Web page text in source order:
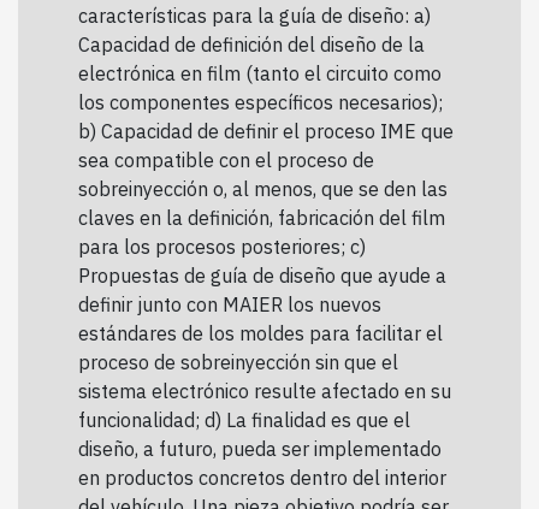
características para la guía de diseño: a)
Capacidad de definición del diseño de la
electrónica en film (tanto el circuito como
los componentes específicos necesarios);
b) Capacidad de definir el proceso IME que
sea compatible con el proceso de
sobreinyección o, al menos, que se den las
claves en la definición, fabricación del film
para los procesos posteriores; c)
Propuestas de guía de diseño que ayude a
definir junto con MAIER los nuevos
estándares de los moldes para facilitar el
proceso de sobreinyección sin que el
sistema electrónico resulte afectado en su
funcionalidad; d) La finalidad es que el
diseño, a futuro, pueda ser implementado
en productos concretos dentro del interior